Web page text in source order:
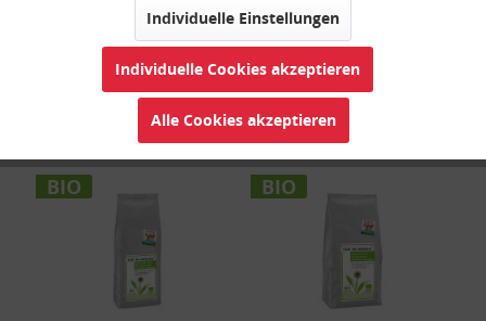
Art.-Nr. 514
Bio Japan Matcha Explorer Dose
30g
Art.-Nr. 4666323
Bio Japan Houjicha
BIO BIO
Inaktiv
Inaktiv
Personalisierung Inaktiv
Individuelle Einstellungen
Individuelle Cookies akzeptieren
Alle Cookies akzeptieren